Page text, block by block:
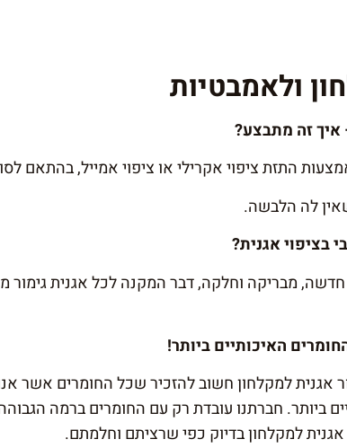
ולאמבטיות
איך זה מתבצע?
התזת ציפוי אקרילי או ציפוי אמייל, בהתאם
לה הלבשה.
בציפוי אגנית?
חדשה, מבריקה וחלקה, דבר המקנה לכל אגנית גימור
האיכותיים ביותר!
אגנית למקלחון חשוב להזכיר שכל החומרים אשר
ביותר. חברתנו עובדת רק עם החומרים ברמה
למקלחון בדיוק כפי שרציתם וחלמתם.